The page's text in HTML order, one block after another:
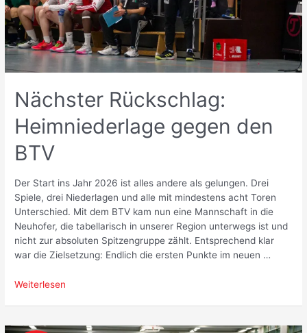
Nächster Rückschlag:
Heimniederlage gegen den
BTV
Der Start ins Jahr 2026 ist alles andere als gelungen. Drei
Spiele, drei Niederlagen und alle mit mindestens acht Toren
Unterschied. Mit dem BTV kam nun eine Mannschaft in die
Neuhofer, die tabellarisch in unserer Region unterwegs ist und
nicht zur absoluten Spitzengruppe zählt. Entsprechend klar
war die Zielsetzung: Endlich die ersten Punkte im neuen …
Nächster
gegen
Weiterlesen